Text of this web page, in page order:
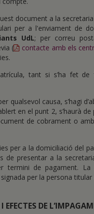
document a la
per a l'enviament de
UdL; per correu
(
contacte amb els
tant si s’ha fet
qualsevol causa, s’hagi
en el punt 2, s’haurà
de cobrament o
per a la domiciliació del
de presentar a la
de pagament. La
signada per la persona
EFECTES DE